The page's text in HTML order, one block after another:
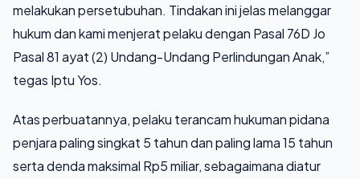
melakukan persetubuhan. Tindakan ini jelas melanggar
hukum dan kami menjerat pelaku dengan Pasal 76D Jo
Pasal 81 ayat (2) Undang-Undang Perlindungan Anak,”
tegas Iptu Yos.
Atas perbuatannya, pelaku terancam hukuman pidana
penjara paling singkat 5 tahun dan paling lama 15 tahun
serta denda maksimal Rp5 miliar, sebagaimana diatur